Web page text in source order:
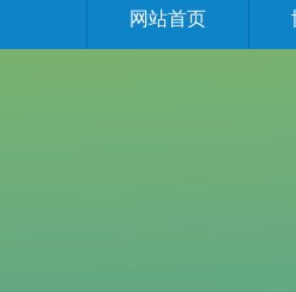
网站首页